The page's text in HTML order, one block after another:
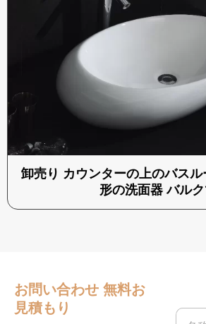
卸売り カウンターの上のバスル
形の洗面器 バル
お問い合わせ 無料お
見積もり
名